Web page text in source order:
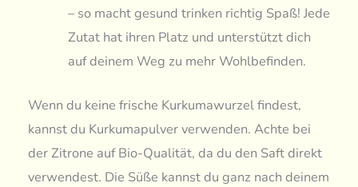
– so macht gesund trinken richtig Spaß! Jede
Zutat hat ihren Platz und unterstützt dich
auf deinem Weg zu mehr Wohlbefinden.
Wenn du keine frische Kurkumawurzel findest,
kannst du Kurkumapulver verwenden. Achte bei
der Zitrone auf Bio-Qualität, da du den Saft direkt
verwendest. Die Süße kannst du ganz nach deinem